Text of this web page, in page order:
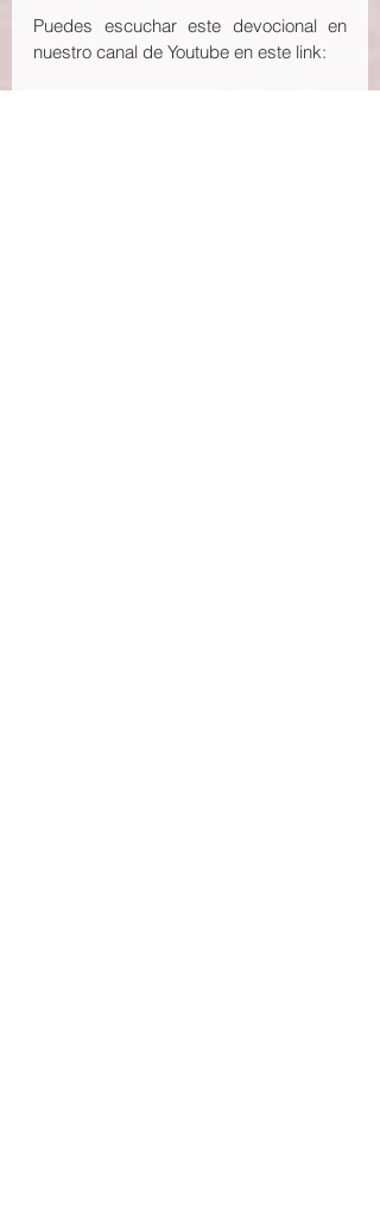
Puedes escuchar este devocional en
nuestro canal de Youtube en este link: